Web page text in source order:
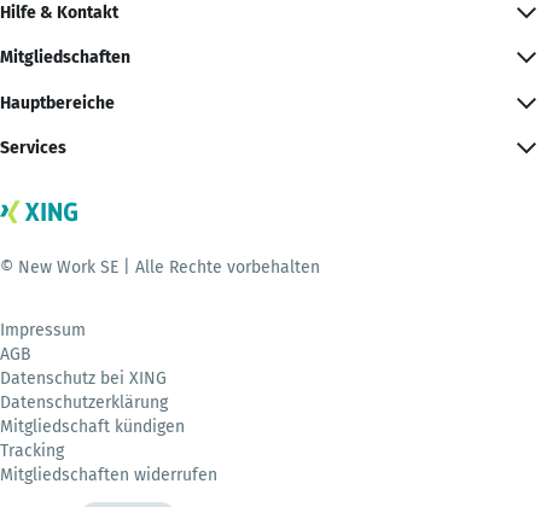
Hilfe & Kontakt
Mitgliedschaften
Hauptbereiche
Services
© New Work SE | Alle Rechte vorbehalten
Impressum
AGB
Datenschutz bei XING
Datenschutzerklärung
Mitgliedschaft kündigen
Tracking
Mitgliedschaften widerrufen